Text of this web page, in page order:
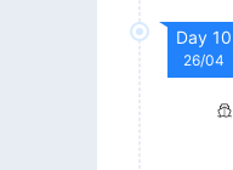
Day 10
26/04